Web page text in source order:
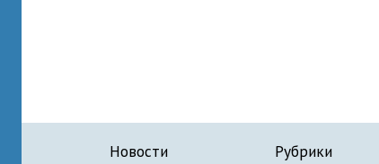
Новости Рубрики